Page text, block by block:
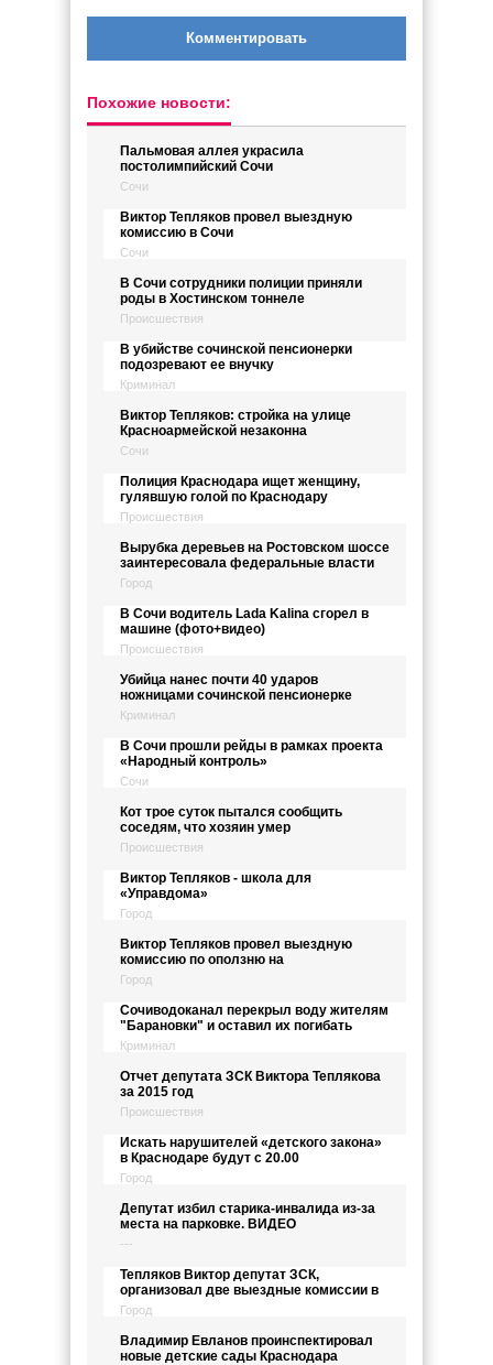
Комментировать
Похожие новости:
Пальмовая аллея украсила
постолимпийский Сочи
Сочи
Виктор Тепляков провел выездную
комиссию в Сочи
Сочи
В Сочи сотрудники полиции приняли
роды в Хостинском тоннеле
Происшествия
В убийстве сочинской пенсионерки
подозревают ее внучку
Криминал
Виктор Тепляков: стройка на улице
Красноармейской незаконна
Сочи
Полиция Краснодара ищет женщину,
гулявшую голой по Краснодару
Происшествия
Вырубка деревьев на Ростовском шоссе
заинтересовала федеральные власти
Город
В Сочи водитель Lada Kalina сгорел в
машине (фото+видео)
Происшествия
Убийца нанес почти 40 ударов
ножницами сочинской пенсионерке
Криминал
В Сочи прошли рейды в рамках проекта
«Народный контроль»
Сочи
Кот трое суток пытался сообщить
соседям, что хозяин умер
Происшествия
Виктор Тепляков - школа для
«Управдома»
Город
Виктор Тепляков провел выездную
комиссию по оползню на
Город
Сочиводоканал перекрыл воду жителям
"Барановки" и оставил их погибать
Криминал
Отчет депутата ЗСК Виктора Теплякова
за 2015 год
Происшествия
Искать нарушителей «детского закона»
в Краснодаре будут с 20.00
Город
Депутат избил старика-инвалида из-за
места на парковке. ВИДЕО
---
Тепляков Виктор депутат ЗСК,
организовал две выездные комиссии в
Город
Владимир Евланов проинспектировал
новые детские сады Краснодара